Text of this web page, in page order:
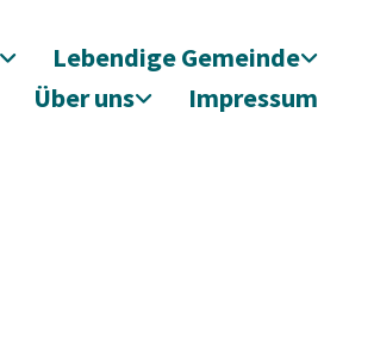
Lebendige Gemeinde
Über uns Impressum